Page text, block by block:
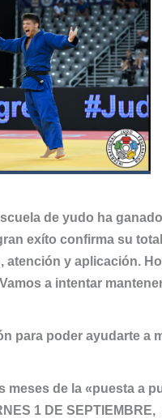
de yudo ha
exíto confirma su
y aplicación.
mantener
para poder ayudarte a
de la «puesta a
1 DE